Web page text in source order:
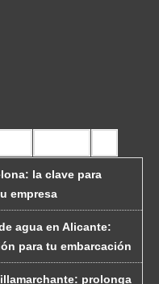
la clave para
empresa
agua en Alicante:
para tu embarcación
prolonga